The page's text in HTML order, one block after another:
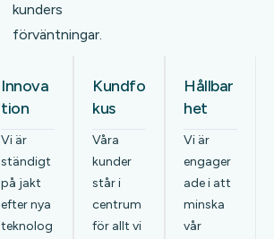
kunders
förväntningar.
Innova
tion
Vi är
ständigt
på jakt
efter nya
teknolog
Kundfo
kus
Våra
kunder
står i
centrum
för allt vi
Hållbar
het
Vi är
engager
ade i att
minska
vår